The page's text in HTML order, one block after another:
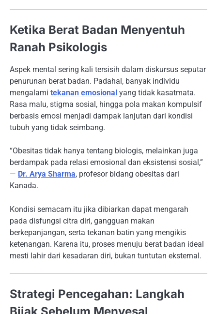
Ketika Berat Badan Menyentuh
Ranah Psikologis
Aspek mental sering kali tersisih dalam diskursus seputar
penurunan berat badan. Padahal, banyak individu
mengalami tekanan emosional yang tidak kasatmata.
Rasa malu, stigma sosial, hingga pola makan kompulsif
berbasis emosi menjadi dampak lanjutan dari kondisi
tubuh yang tidak seimbang.
“Obesitas tidak hanya tentang biologis, melainkan juga
berdampak pada relasi emosional dan eksistensi sosial,”
— Dr. Arya Sharma, profesor bidang obesitas dari
Kanada.
Kondisi semacam itu jika dibiarkan dapat mengarah
pada disfungsi citra diri, gangguan makan
berkepanjangan, serta tekanan batin yang mengikis
ketenangan. Karena itu, proses menuju berat badan ideal
mesti lahir dari kesadaran diri, bukan tuntutan eksternal.
Strategi Pencegahan: Langkah
Bijak Sebelum Menyesal